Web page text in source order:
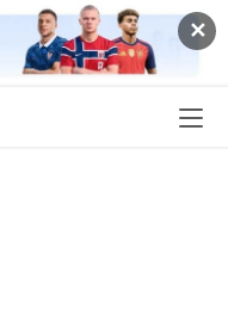
✕